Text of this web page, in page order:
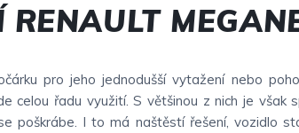
pro jeho jednodušší vytažení nebo
celou řadu využití. S většinou z nich je však
poškrábe. I to má naštěstí řešení, vozidlo